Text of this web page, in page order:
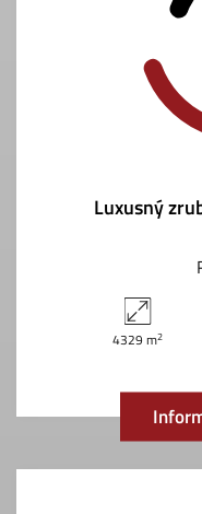
Luxusný
4329 m2